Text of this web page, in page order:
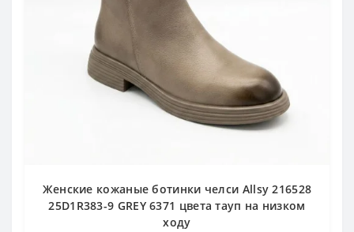
Женские кожаные ботинки челси Allsy 216528
25D1R383-9 GREY 6371 цвета тауп на низком
ходу